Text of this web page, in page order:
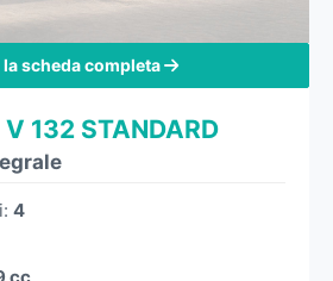
la scheda completa
132 STANDARD
: 4